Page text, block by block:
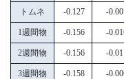
トムネ -0.127 -
1週間物 -0.156 -
2週間物 -0.156 -
3週間物 -0.158 -